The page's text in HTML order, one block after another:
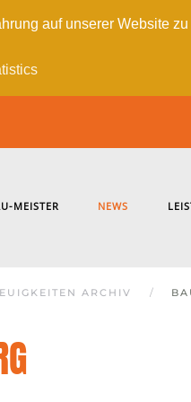
auf unserer Website
MEISTER NEWS
ARCHIV